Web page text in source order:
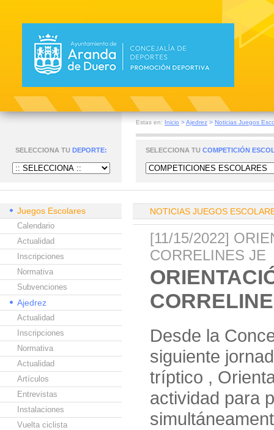
Estas en: Inicio >Ajedrez > Noticias Juegos
SELECCIONA TU DEPORTE: SELECCIONA TU COMPETICIÓN
Juegos Escolares
Calendario
Actualidad
Inscripciones
Normativa
Subvenciones
Ajedrez
Actualidad
Inscripciones
Normativa
Actualidad
Artículos
Entrevistas
Instalaciones
Vuelta ciclista
NOTICIAS JUEGOS
[11/15/2022]
CORRELINES JE
Desde la
siguiente
tríptico ,
actividad para